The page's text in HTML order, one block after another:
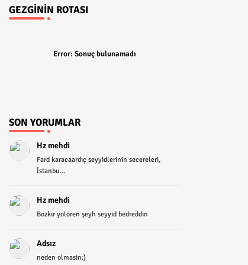
GEZGININ ROTASI
Error: Sonuç bulunamadı
SON YORUMLAR
Hz mehdi
Fard karacaardıç seyyidlerinin secereleri,
İstanbu...
Hz mehdi
Bozkır yolören şeyh seyyid bedreddin
Adsız
neden olmasin:)